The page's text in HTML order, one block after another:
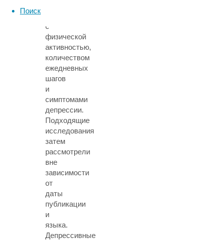
Поиск
с
физической
активностью,
количеством
ежедневных
шагов
и
симптомами
депрессии.
Подходящие
исследования
затем
рассмотрели
вне
зависимости
от
даты
публикации
и
языка.
Депрессивные